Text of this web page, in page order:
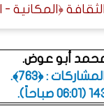
أبو عوض.
: ﴿763﴾.
.